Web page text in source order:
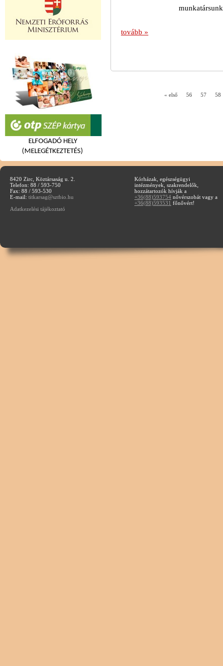
ELFOGADÓ HELY
(MELEGÉTKEZTETÉS)
tovább »
« első 56 57 58
8420 Zirc, Köztársaság u. 2.
Telefon: 88 / 593-750
Fax: 88 / 593-530
E-mail: titkarsag@sztbio.hu
Adatkezelési tájékoztató
Kórházak, egészségügyi
intézmények, szakrendelők,
hozzátartozók hívják a
+36(88)593754 nővérszobát vagy a
+36(88)593531 főnővért!